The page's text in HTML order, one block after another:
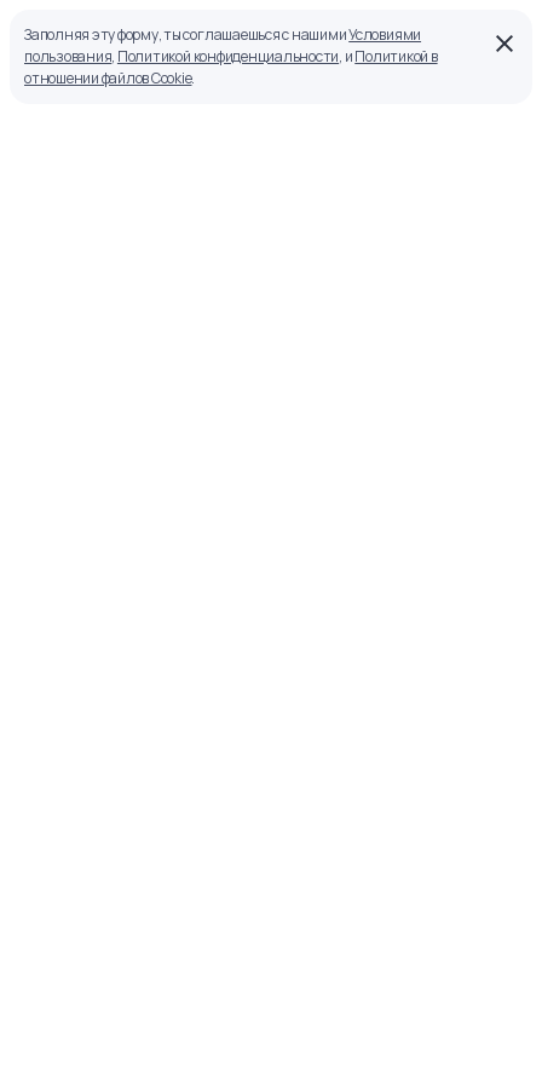
Заполняя эту форму, ты соглашаешься с нашимиУсловиями
пользования, Политикой конфиденциальности, иПолитикой в
отношении файлов Cookie.